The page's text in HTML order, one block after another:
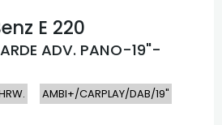
E 220
ADV. PANO-19"-
AMBI+/CARPLAY/DAB/19"